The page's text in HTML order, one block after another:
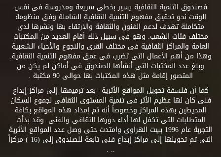
فصندوق التنمية الثقافية يسير بخطى سريعة ومدروسة فى نفس
الوقت نحو تحقيق مفهوم التنمية الثقافية الشاملة وفق منظومة
متكاملة تهدف لدعم الفنون والثقافة والارتقاء بها ونشرها لدى
مختلف فئات الشعب. وهو فى سبيل ذلك أقام العديد من المكتبات
العامة والمراكز الثقافية فى مختلف القرى والنجوع والأحياء الشعبية
وهذا من أهم الأعمال التى تضرب فى عمق مفهوم التنمية الثقافية.
وبلغ عدد المكتبات التى أنشأها الصندوق فى أماكن لم يكن من
المتصور إقامة مثل هذه المكتبات بها حوالى 90 مكتبة .
كما أن فلسفة تحويل المواقع الأثرية –بعد ترميمها–إلى مراكز إبداع
فنى كان لها عظيم الأثر فى تنمية المستوى الثقافى لجموع السكان
المحيطين بهذه المراكز وخصوصاً أنه تم إمداد هذه المواقع بكافة
المتطلبات التى تكفل لها أداء دورها الثقافى والفنى. وقد بدأت
التجربة عام 1996 ببيت الهراوى وامتدت حتى وصل عدد المواقع الأثرية
التى تم تحويلها إلى مراكز إبداع فنى تابعة للصندوق إلى (16 ) مركزاً
.. .